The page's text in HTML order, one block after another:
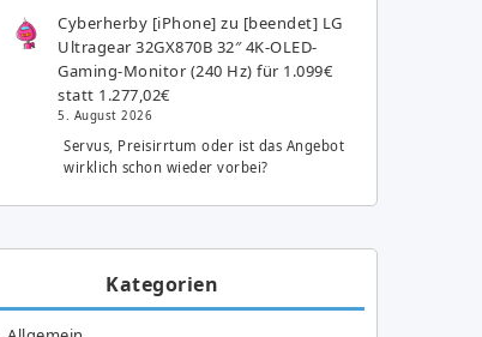
Cyberherby [iPhone] zu [beendet] LG
Ultragear 32GX870B 32″ 4K-OLED-
Gaming-Monitor (240 Hz) für 1.099€
statt 1.277,02€
5. August 2026
Servus, Preisirrtum oder ist das Angebot
wirklich schon wieder vorbei?
Kategorien